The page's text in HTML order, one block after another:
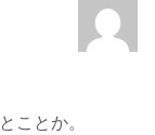
ことか。